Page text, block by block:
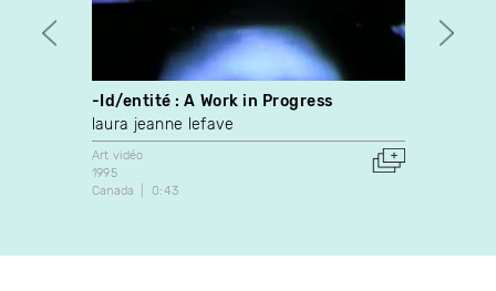
-Id/entité : A Work in Progress
laura jeanne lefave
Art vidéo
1995
Canada
0:43